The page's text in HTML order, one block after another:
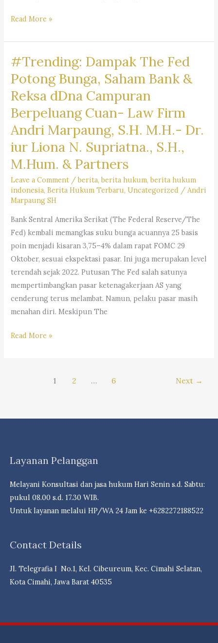
Mengapa
Pengacara
Mahal
Kantor
Hukum
Dr.
Iur
Liona
N.
Supriatna.,
S.H.,
M.Hum.
–
Andri
Marpaung,
S.H.
M.H.&
Partners
Read More »
#Trending: Dampak The Fed
Potong Bunga, Saham Bank &
Reksa dDna Campuran
Berpeluang Cuan- Law Firm
Andri Marpaung, S.H. M.H.- Dr.
iur Liona N. Supriatna., S.H.,
M.Hum. & Partners
Leave a Comment /berita,berita hukum,berita hukum
indonesia,Berita Hukum Terbaru,Uncategorized /Andri
Marpaung SH
Bank Sentral Amerika Serikat (The Federal Reserve/The
Fed) kembali memangkas suku bunga acuannya 25 basis
poin menjadi kisaran 3,75–4% dalam rapat FOMC 29
Oktober, sesuai ekspektasi pasar. Ini juga merupakan level
terendah sejak 2022. Putusan The Fed salah satunya
mempertimbangkan pasar ketenagakerjaan AS yang
cenderung terus melambat. Namun, pelaku pasar masih
menahan diri. Meskipun The
#Trending:
dDna
Campuran
Berpeluang
Cuan- Law
Marpaung,
M.H.-
Dr.
N.
Read More »
1 2 … 6 Next →
Layanan Pelanggan
Melayani Konsultasi dan jasa hukum Hari Senin s.d. Sabtu:
pukul 08.00 s.d. 17.30 WIB.
Untuk layanan melalui HP/WA 24 Jam ke +6282272188522
Contact Details
Jl. Telegrafia I No.1, Kel. Cibeureum, Kec. Cimahi Selatan,
Kota Cimahi, Jawa Barat 40535